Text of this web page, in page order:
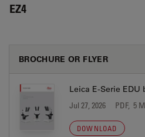
EZ4
BROCHURE OR FLYER
Leica E-Serie EDU
Jul 27, 2026 PDF, 5
DOWNLOAD